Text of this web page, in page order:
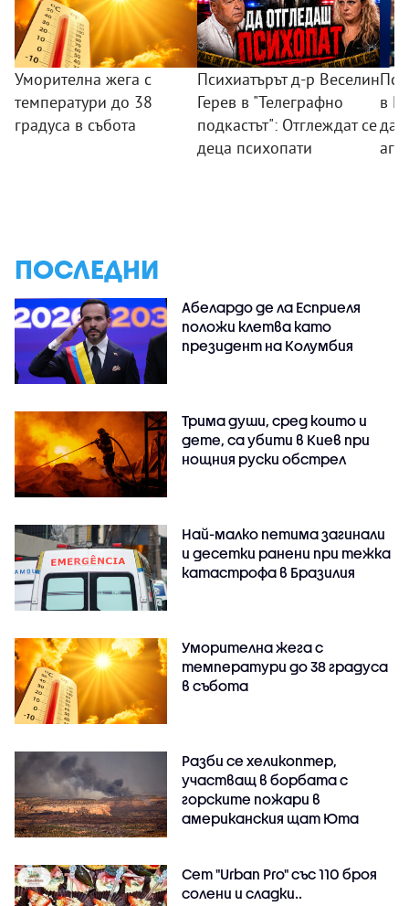
Уморителна жега с
температури до 38
градуса в събота
Психиатърът д-р Веселин
Герев в "Телеграфно
подкастът": Отглеждат се
деца психопати
в
ПОСЛЕДНИ
Абелардо де ла Есприеля
положи клетва като
президент на Колумбия
Трима души, сред които и
дете, са убити в Киев при
нощния руски обстрел
Най-малко петима загинали
и десетки ранени при тежка
катастрофа в Бразилия
Уморителна жега с
температури до 38 градуса
в събота
Разби се хеликоптер,
участващ в борбата с
горските пожари в
американския щат Юта
Сет "Urban Pro" със 110 броя
солени и сладки..